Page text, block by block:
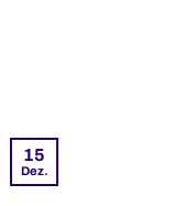
15
Dez.